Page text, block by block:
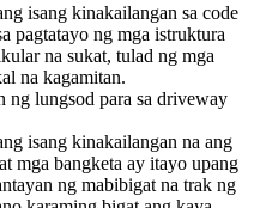
isang kinakailangan sa code
pagtatayo ng mga istruktura
na sukat, tulad ng mga
na kagamitan.
ng lungsod para sa driveway
isang kinakailangan na ang
mga bangketa ay itayo upang
ng mabibigat na trak ng